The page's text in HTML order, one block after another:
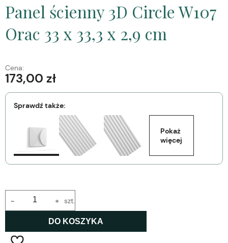
Panel ścienny 3D Circle W107
Orac 33 x 33,3 x 2,9 cm
Cena:
173,00 zł
Sprawdź także:
Pokaż
więcej
+
- szt.
DO KOSZYKA